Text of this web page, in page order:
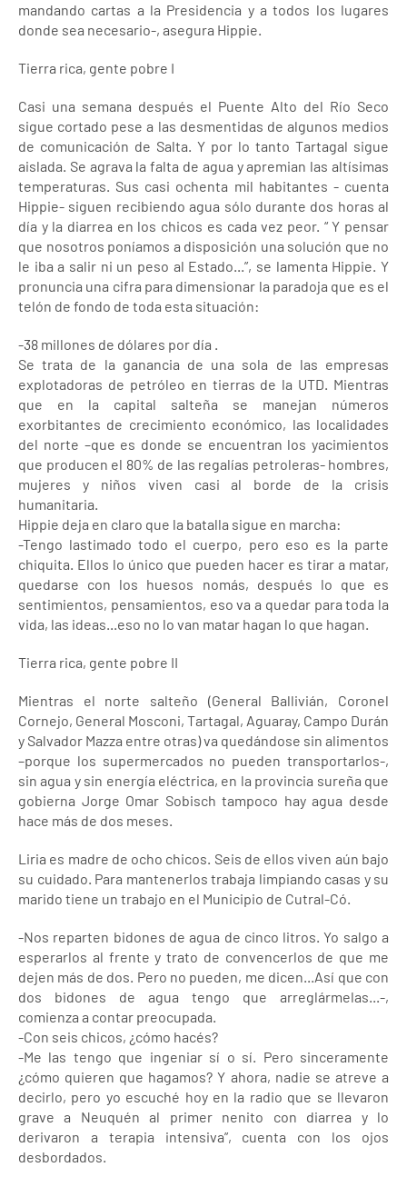
mandando cartas a la Presidencia y a todos los lugares
donde sea necesario-, asegura Hippie.
Tierra rica, gente pobre I
Casi una semana después el Puente Alto del Río Seco
sigue cortado pese a las desmentidas de algunos medios
de comunicación de Salta. Y por lo tanto Tartagal sigue
aislada. Se agrava la falta de agua y apremian las altísimas
temperaturas. Sus casi ochenta mil habitantes - cuenta
Hippie- siguen recibiendo agua sólo durante dos horas al
día y la diarrea en los chicos es cada vez peor. “ Y pensar
que nosotros poníamos a disposición una solución que no
le iba a salir ni un peso al Estado...”, se lamenta Hippie. Y
pronuncia una cifra para dimensionar la paradoja que es el
telón de fondo de toda esta situación:
-38 millones de dólares por día .
Se trata de la ganancia de una sola de las empresas
explotadoras de petróleo en tierras de la UTD. Mientras
que en la capital salteña se manejan números
exorbitantes de crecimiento económico, las localidades
del norte –que es donde se encuentran los yacimientos
que producen el 80% de las regalías petroleras- hombres,
mujeres y niños viven casi al borde de la crisis
humanitaria.
Hippie deja en claro que la batalla sigue en marcha:
-Tengo lastimado todo el cuerpo, pero eso es la parte
chiquita. Ellos lo único que pueden hacer es tirar a matar,
quedarse con los huesos nomás, después lo que es
sentimientos, pensamientos, eso va a quedar para toda la
vida, las ideas...eso no lo van matar hagan lo que hagan.
Tierra rica, gente pobre II
Mientras el norte salteño (General Ballivián, Coronel
Cornejo, General Mosconi, Tartagal, Aguaray, Campo Durán
y Salvador Mazza entre otras) va quedándose sin alimentos
–porque los supermercados no pueden transportarlos-,
sin agua y sin energía eléctrica, en la provincia sureña que
gobierna Jorge Omar Sobisch tampoco hay agua desde
hace más de dos meses.
Liria es madre de ocho chicos. Seis de ellos viven aún bajo
su cuidado. Para mantenerlos trabaja limpiando casas y su
marido tiene un trabajo en el Municipio de Cutral-Có.
-Nos reparten bidones de agua de cinco litros. Yo salgo a
esperarlos al frente y trato de convencerlos de que me
dejen más de dos. Pero no pueden, me dicen...Así que con
dos bidones de agua tengo que arreglármelas...-,
comienza a contar preocupada.
-Con seis chicos, ¿cómo hacés?
-Me las tengo que ingeniar sí o sí. Pero sinceramente
¿cómo quieren que hagamos? Y ahora, nadie se atreve a
decirlo, pero yo escuché hoy en la radio que se llevaron
grave a Neuquén al primer nenito con diarrea y lo
derivaron a terapia intensiva”, cuenta con los ojos
desbordados.